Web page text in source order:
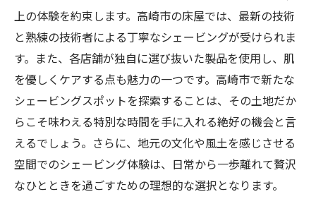
高崎市の隠れ家床屋で極上のシェービング
を
優雅なシェービングで心と肌を癒す
高崎市の床屋のシェービングがもたらす喜
び
シェービングで体感する高崎市の落ち着き
床屋でのシェービングが高崎市の日常を癒す
高崎市での日常に溶け込むシェービングの
魅力
上の体験を約束します。高崎市の床屋では、最新の技術
と熟練の技術者による丁寧なシェービングが受けられま
す。また、各店舗が独自に選び抜いた製品を使用し、肌
を優しくケアする点も魅力の一つです。高崎市で新たな
シェービングスポットを探索することは、その土地だか
らこそ味わえる特別な時間を手に入れる絶好の機会と言
えるでしょう。さらに、地元の文化や風土を感じさせる
空間でのシェービング体験は、日常から一歩離れて贅沢
なひとときを過ごすための理想的な選択となります。